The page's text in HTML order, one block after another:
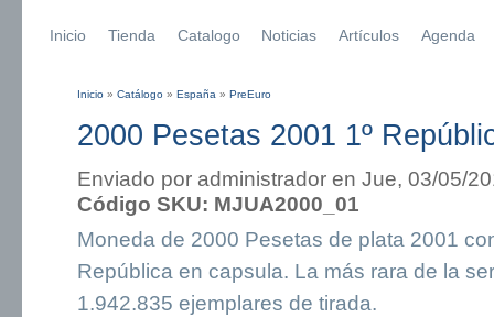
Inicio Tienda Catalogo Noticias Artículos Agenda
Inicio » Catálogo » España » PreEuro
2000 Pesetas 2001 1º
Enviado por administrador en Jue, 03/05/
Código SKU: MJUA2000_01
Moneda de 2000 Pesetas de plata 2001
República en capsula. La más rara de la
1.942.835 ejemplares de tirada.